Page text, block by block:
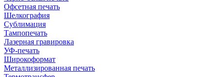
Офсетная печать
Шелкография
Сублимация
Тампопечать
Лазерная гравировка
УФ-печать
Широкоформат
Металлизированная печать